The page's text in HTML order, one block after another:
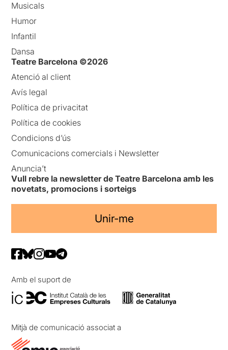
Musicals
Humor
Infantil
Dansa
Teatre Barcelona ©2026
Atenció al client
Avís legal
Política de privacitat
Política de cookies
Condicions d’ús
Comunicacions comercials i Newsletter
Anuncia’t
Vull rebre la newsletter de Teatre Barcelona amb les
novetats, promocions i sorteigs
Unir-me
Amb el suport de
Mitjà de comunicació associat a